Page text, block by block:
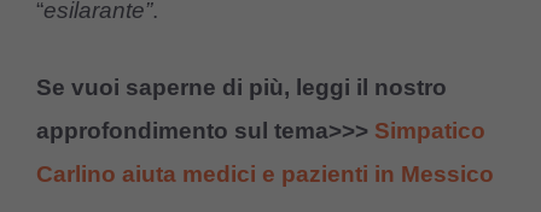
“esilarante”.
Se vuoi saperne di più, leggi il nostro
approfondimento sul tema>>> Simpatico
Carlino aiuta medici e pazienti in Messico